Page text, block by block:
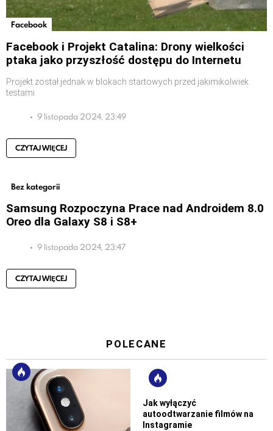
Facebook
Facebook i Projekt Catalina: Drony wielkości
ptaka jako przyszłość dostępu do Internetu
Projekt został jednak w blokach startowych przed jakimikolwiek
testami
9 listopada 2024, 23:49
CZYTAJ WIĘCEJ
Bez kategorii
Samsung Rozpoczyna Prace nad Androidem 8.0
Oreo dla Galaxy S8 i S8+
9 listopada 2024, 23:47
CZYTAJ WIĘCEJ
POLECANE
Jak wyłączyć
autoodtwarzanie filmów na
Instagramie